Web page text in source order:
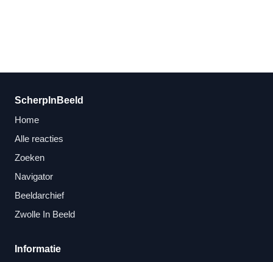
ScherpInBeeld
Home
Alle reacties
Zoeken
Navigator
Beeldarchief
Zwolle In Beeld
Informatie